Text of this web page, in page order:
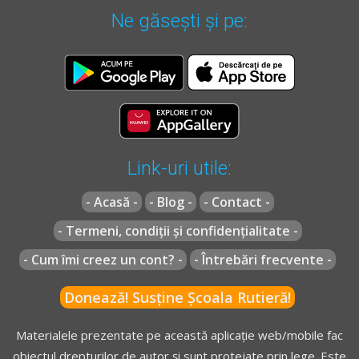
Ne găsești și pe:
Link-uri utile:
- Acasă - - Blog -
- Contact -
- Termeni, condiții și confidențialitate -
- Cum îmi creez un cont? -
- Întrebări frecvente -
Donează! Susține Școala Rutieră!
Materialele prezentate pe această aplicație web/mobile fac